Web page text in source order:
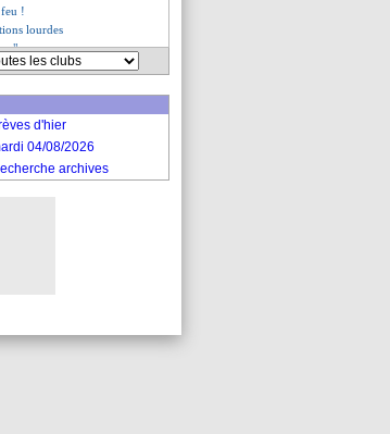
!
lourdes
!
d'hier
04/08/2026
archives